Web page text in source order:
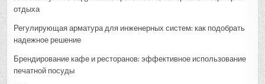
отдыха
Регулирующая арматура для инженерных систем: как подобрать
надежное решение
Брендирование кафе и ресторанов: эффективное использование
печатной посуды